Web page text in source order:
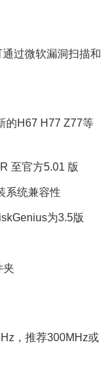
过微软漏洞扫描和
H67 H77 Z77等
至官方5.01 版
统兼容性
为3.5版
，推荐300MHz或